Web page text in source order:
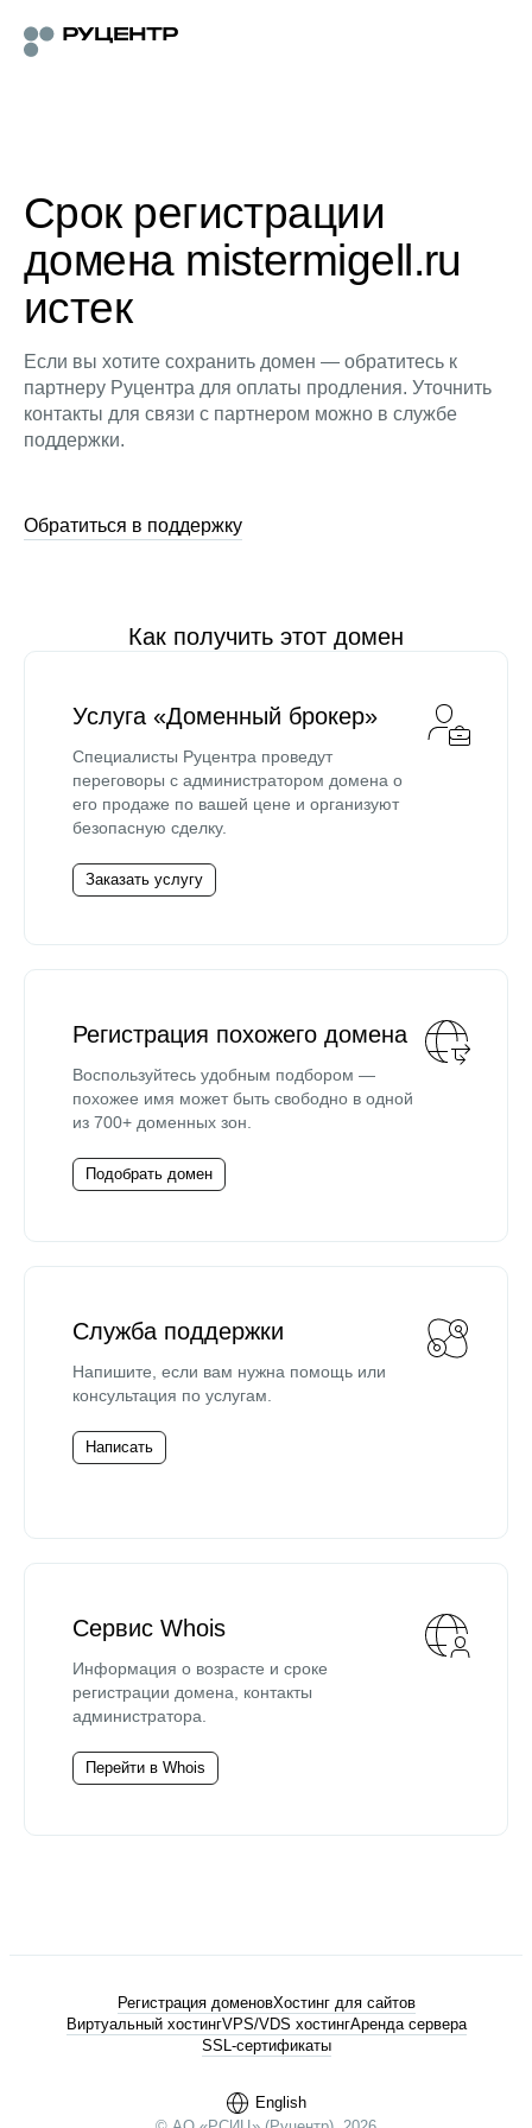
Срок регистрации
домена mistermigell.ru
истек
Если вы хотите сохранить домен — обратитесь к
партнеру Руцентра для оплаты продления. Уточнить
контакты для связи с партнером можно в службе
поддержки.
Обратиться в поддержку
Как получить этот домен
Услуга «Доменный брокер»
Специалисты Руцентра проведут
переговоры с администратором домена о
его продаже по вашей цене и организуют
безопасную сделку.
Заказать услугу
Регистрация похожего домена
Воспользуйтесь удобным подбором —
похожее имя может быть свободно в одной
из 700+ доменных зон.
Подобрать домен
Служба поддержки
Напишите, если вам нужна помощь или
консультация по услугам.
Написать
Сервис Whois
Информация о возрасте и сроке
регистрации домена, контакты
администратора.
Перейти в Whois
English
Регистрация доменовХостинг для сайтов
Виртуальный хостингVPS/VDS хостингАренда сервера
SSL-сертификаты